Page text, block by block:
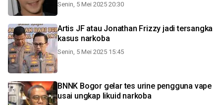
Senin, 5 Mei 2025 20:30
Artis JF atau Jonathan Frizzy jadi tersangka
kasus narkoba
Senin, 5 Mei 2025 15:45
BNNK Bogor gelar tes urine pengguna vape
usai ungkap likuid narkoba